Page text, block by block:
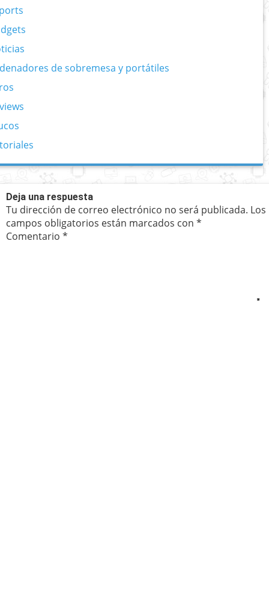
de sobremesa y portátiles
Deja una respuesta
Tu dirección de correo electrónico no será publicada. Los
campos obligatorios están marcados con *
Comentario *